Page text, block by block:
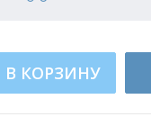
В КОРЗИНУ